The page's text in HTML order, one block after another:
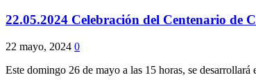
22.05.2024 Celebración del Centenario de
22 mayo, 2024 0
Este domingo 26 de mayo a las 15 horas, se